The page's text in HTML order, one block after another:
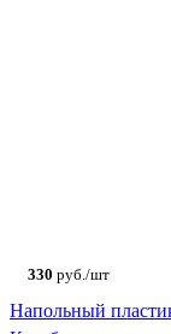
330 руб./шт
Напольный